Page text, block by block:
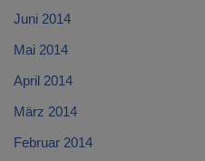
Juni 2014
Mai 2014
April 2014
März 2014
Februar 2014